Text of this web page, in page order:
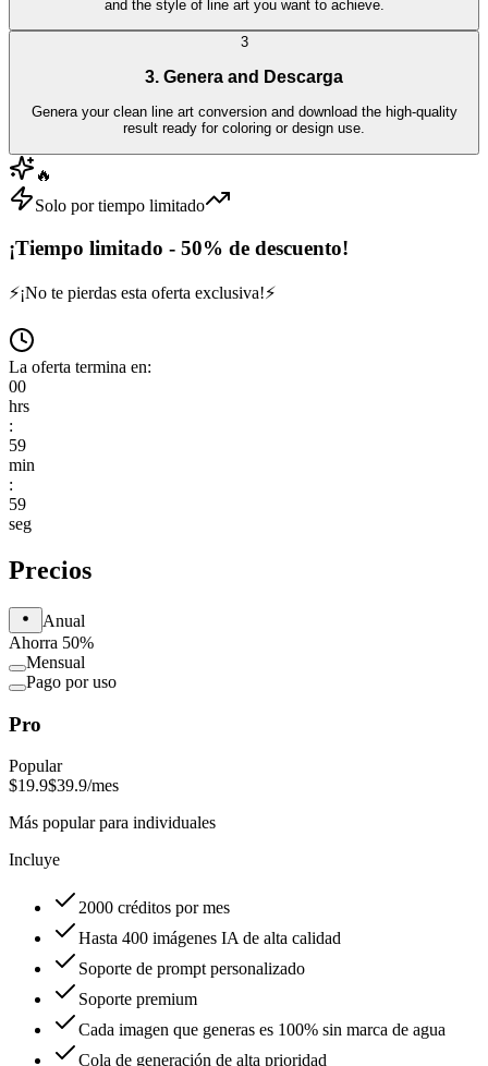
and the style of line art you want to achieve.
3
3. Genera and Descarga
Genera your clean line art conversion and download the high-quality
result ready for coloring or design use.
🔥
Solo por tiempo limitado
¡Tiempo limitado - 50% de descuento!
⚡¡No te pierdas esta oferta exclusiva!⚡
La oferta termina en:
00
hrs
:
59
min
:
59
seg
Precios
Anual
Ahorra 50%
Mensual
Pago por uso
Pro
Popular
$19.9$39.9/mes
Más popular para individuales
Incluye
2000 créditos por mes
Hasta 400 imágenes IA de alta calidad
Soporte de prompt personalizado
Soporte premium
Cada imagen que generas es 100% sin marca de agua
Cola de generación de alta prioridad